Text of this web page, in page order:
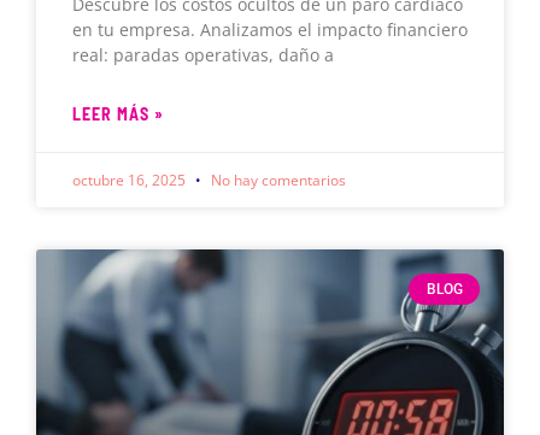
en tu empresa. Analizamos el impacto financiero
real: paradas operativas, daño a
LEER MÁS »
octubre 16, 2025 No hay comentarios
BLOG